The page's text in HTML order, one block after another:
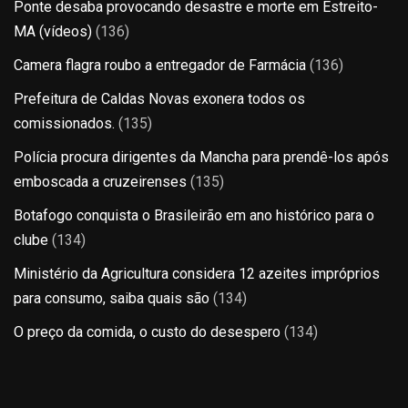
Ponte desaba provocando desastre e morte em Estreito-
MA (vídeos) (136)
Camera flagra roubo a entregador de Farmácia (136)
Prefeitura de Caldas Novas exonera todos os
comissionados. (135)
Polícia procura dirigentes da Mancha para prendê-los após
emboscada a cruzeirenses (135)
Botafogo conquista o Brasileirão em ano histórico para o
clube (134)
Ministério da Agricultura considera 12 azeites impróprios
para consumo, saiba quais são (134)
O preço da comida, o custo do desespero (134)